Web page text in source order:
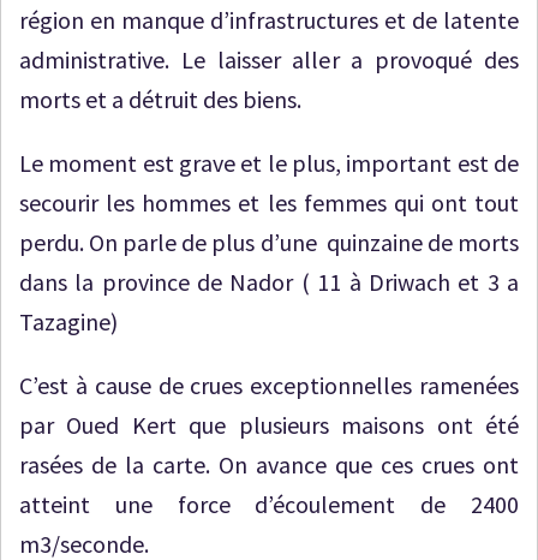
région en manque d’infrastructures et de latente
administrative. Le laisser aller a provoqué des
morts et a détruit des biens.
Le moment est grave et le plus, important est de
secourir les hommes et les femmes qui ont tout
perdu. On parle de plus d’une quinzaine de morts
dans la province de Nador ( 11 à Driwach et 3 a
Tazagine)
C’est à cause de crues exceptionnelles ramenées
par Oued Kert que plusieurs maisons ont été
rasées de la carte. On avance que ces crues ont
atteint une force d’écoulement de 2400
m3/seconde.